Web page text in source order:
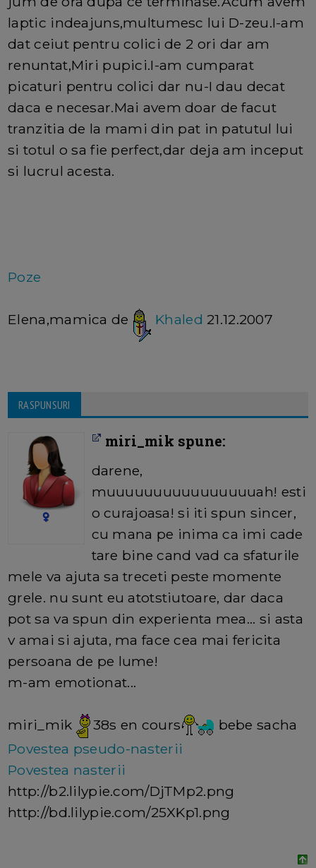
laptic indeajuns,multumesc lui D-zeu.I-am
dat ceiut pentru colici de 2 ori dar am
renuntat,Miri pupici.I-am cumparat
picaturi pentru colici dar nu-I dau decat
daca e necesar.Mai avem doar de facut
tranzitia de la mami din pat in patutul lui
si totul o sa fie perfect,dar deja am inceput
si lucrul acesta.
Poze
Elena,mamica de Khaled 21.12.2007
RASPUNSURI
miri_mik spune:
darene,
muuuuuuuuuuuuuuuuah! esti
o curajoasa! si iti spun sincer,
cu mana pe inima ca imi cade
tare bine cand vad ca sfaturile
mele va ajuta sa treceti peste momente
grele. nu sunt eu atotstiutoare, dar daca
pot sa va spun din experienta mea... si asta
v amai si ajuta, ma face cea mai fericita
persoana de pe lume!
m-am emotionat...
miri_mik 38s en cours
bebe sacha
Povestea pseudo-nasterii
Povestea nasterii
http://b2.lilypie.com/DjTMp2.png
http://bd.lilypie.com/25XKp1.png